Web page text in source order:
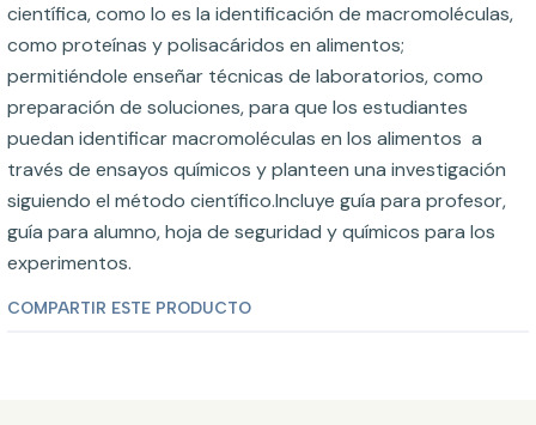
científica, como lo es la identificación de macromoléculas,
como proteínas y polisacáridos en alimentos;
permitiéndole enseñar técnicas de laboratorios, como
preparación de soluciones, para que los estudiantes
puedan identificar macromoléculas en los alimentos a
través de ensayos químicos y planteen una investigación
siguiendo el método científico.Incluye guía para profesor,
guía para alumno, hoja de seguridad y químicos para los
experimentos.
COMPARTIR ESTE PRODUCTO